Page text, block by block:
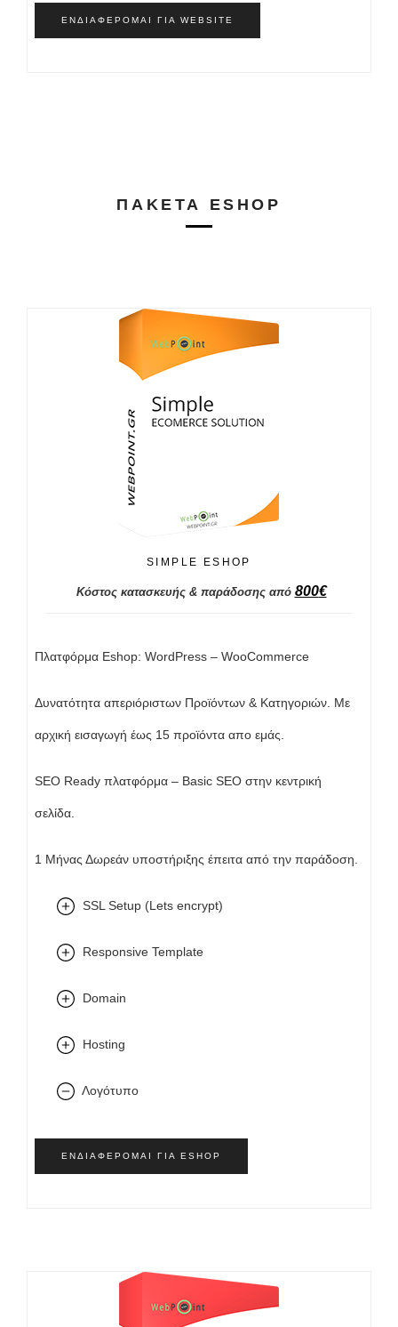
ΕΝΔΙΑΦΈΡΟΜΑΙ ΓΙΑ WEBSITE
ΠΑΚΈΤΑ ESHOP
SIMPLE ESHOP
Κόστος κατασκευής & παράδοσης από 800€
Πλατφόρμα Eshop: WordPress – WooCommerce
Δυνατότητα απεριόριστων Προϊόντων & Κατηγοριών. Με
αρχική εισαγωγή έως 15 προϊόντα απο εμάς.
SEO Ready πλατφόρμα – Basic SEO στην κεντρική
σελίδα.
1 Μήνας Δωρεάν υποστήριξης έπειτα από την παράδοση.
SSL Setup (Lets encrypt)
Responsive Template
Domain
Hosting
Λογότυπο
ΕΝΔΙΑΦΈΡΟΜΑΙ ΓΙΑ ESHOP